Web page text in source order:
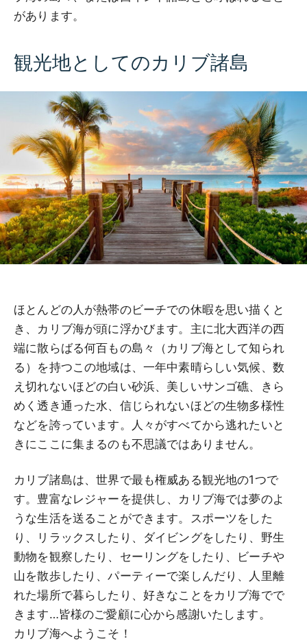
があります。
観光地としてのカリブ諸島
ほとんどの人が熱帯のビーチでの休暇を思い描くと
き、カリブ海が頭に浮かびます。主に北大西洋の西
端に散らばる何百もの島々（カリブ海として知られ
る）を持つこの地域は、一年中素晴らしい気候、数
え切れないほどの白い砂浜、美しいサンゴ礁、きら
めく透き通った水、信じられないほどの生物多様性
などを誇っています。人々がすべてから逃れたいと
きにここに集まるのも不思議ではありません。
カリブ諸島は、世界で最も権威ある観光地の1つで
す。豊富なレジャーを提供し、カリブ海では夢のよ
うな生活を送ることができます。スポーツをした
り、リラックスしたり、ダイビングをしたり、野生
動物を観察したり、セーリングをしたり、ビーチや
山を散歩したり、パーティーで楽しんだり、人里離
れた場所で暮らしたり、好きなことをカリブ海でで
きます…皆様のご愛顧に心から感謝いたします。
カリブ海へようこそ！